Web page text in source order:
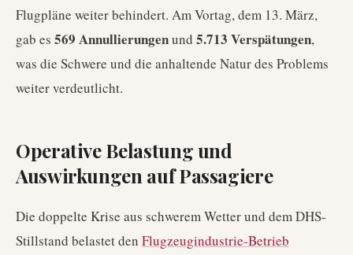
Flugpläne weiter behindert. Am Vortag, dem 13. März,
gab es 569 Annullierungenund 5.713 Verspätungen,
was die Schwere und die anhaltende Natur des Problems
weiter verdeutlicht.
Operative Belastung und
Auswirkungen auf Passagiere
Die doppelte Krise aus schwerem Wetter und dem DHS-
Stillstand belastet den Flugzeugindustrie-Betrieb